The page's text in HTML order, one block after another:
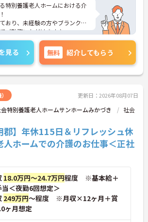
特別養護老人ホームにおける介
おり、未経験の方やブランクが
ご勤務いただけます♪
度があり、働きながらスキルア
、夜勤手当、ケアマイスター手
豊富で安心です◎
、面接対策ポイントなど、さら
見る 無料 紹介してもらう
更新日：2026年08月07日
特別養護老人ホームサンホームみかづき
社会
郡】年休115日＆リフレッシュ休
ホームでの介護のお仕事＜正社
18.0万円～24.7万円程度 ※基本給＋
当＜夜勤6回想定＞
249万円～程度 ※月収×12ヶ月＋賞
ヶ月想定